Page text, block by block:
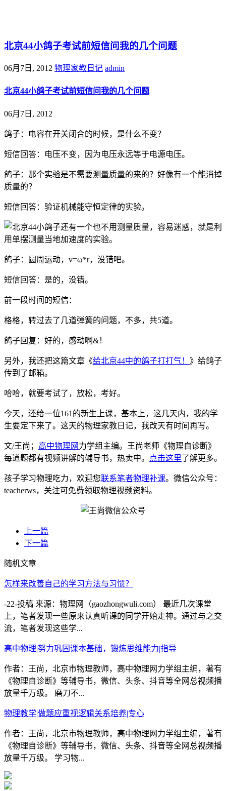
北京44小鸽子考试前短信问我的几个问题
06月7日, 2012 物理家教日记 admin
北京44小鸽子考试前短信问我的几个问题
06月7日, 2012
鸽子：电容在开关闭合的时候，是什么不变？
短信回答：电压不变，因为电压永远等于电源电压。
鸽子：那个实验是不需要测量质量的来的？好像有一个能消掉
质量的？
短信回答：验证机械能守恒定律的实验。
还有一个也不用测量质量，容易迷惑，就是利
用单摆测量当地加速度的实验。
鸽子：圆周运动，v=ω*r，没错吧。
短信回答：是的，没错。
前一段时间的短信：
格格，转过去了几道弹簧的问题，不多，共5道。
鸽子回复：好的，感动啊&！
另外，我还把这篇文章《给北京44中的鸽子打打气！ 》给鸽子
传到了邮箱。
哈哈，就要考试了，放松，考好。
今天，还给一位161的新生上课，基本上，这几天内，我的学
生要定下来了。这天的物理家教日记，我改天有时间再写。
文/王尚； 高中物理网 力学组主编。王尚老师《物理自诊断》
每道题都有视频讲解的辅导书，热卖中。
点击这里了解更多。
孩子学习物理吃力，欢迎您联系笔者物理补课。微信公众号：
teacherws，关注可免费领取物理视频资料。
上一篇
下一篇
随机文章
怎样来改善自己的学习方法与习惯？
-22-投稿 来源：物理网（gaozhongwuli.com） 最近几次课堂
上，笔者发现一些原来认真听课的同学开始走神。通过与之交
流，笔者发现这些学...
高中物理|努力巩固课本基础，锻炼思维能力|指导
作者：王尚，北京市物理教师，高中物理网力学组主编，著有
《物理自诊断》等辅导书，微信、头条、抖音等全网总视频播
放量千万级。 磨刀不...
物理教学|做题应重视逻辑关系培养|专心
作者：王尚，北京市物理教师，高中物理网力学组主编，著有
《物理自诊断》等辅导书，微信、头条、抖音等全网总视频播
放量千万级。 学习物...